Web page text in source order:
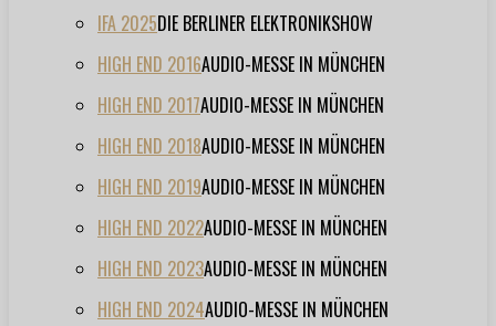
IFA 2025DIE BERLINER ELEKTRONIKSHOW
HIGH END 2016AUDIO-MESSE IN MÜNCHEN
HIGH END 2017AUDIO-MESSE IN MÜNCHEN
HIGH END 2018AUDIO-MESSE IN MÜNCHEN
HIGH END 2019AUDIO-MESSE IN MÜNCHEN
HIGH END 2022AUDIO-MESSE IN MÜNCHEN
HIGH END 2023AUDIO-MESSE IN MÜNCHEN
HIGH END 2024AUDIO-MESSE IN MÜNCHEN